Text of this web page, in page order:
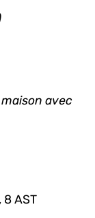
avec
8 AST